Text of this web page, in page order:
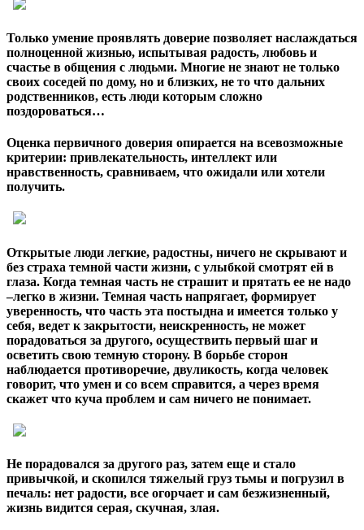
Только умение проявлять доверие позволяет наслаждаться
полноценной жизнью, испытывая радость, любовь и
счастье в общения с людьми. Многие не знают не только
своих соседей по дому, но и близких, не то что дальних
родственников, есть люди которым сложно
поздороваться…
Оценка первичного доверия опирается на всевозможные
критерии: привлекательность, интеллект или
нравственность, сравниваем, что ожидали или хотели
получить.
Открытые люди легкие, радостны, ничего не скрывают и
без страха темной части жизни, с улыбкой смотрят ей в
глаза. Когда темная часть не страшит и прятать ее не надо
–легко в жизни. Темная часть напрягает, формирует
уверенность, что часть эта постыдна и имеется только у
себя, ведет к закрытости, неискренность, не может
порадоваться за другого, осуществить первый шаг и
осветить свою темную сторону. В борьбе сторон
наблюдается противоречие, двуликость, когда человек
говорит, что умен и со всем справится, а через время
скажет что куча проблем и сам ничего не понимает.
Не порадовался за другого раз, затем еще и стало
привычкой, и скопился тяжелый груз тьмы и погрузил в
печаль: нет радости, все огорчает и сам безжизненный,
жизнь видится серая, скучная, злая.